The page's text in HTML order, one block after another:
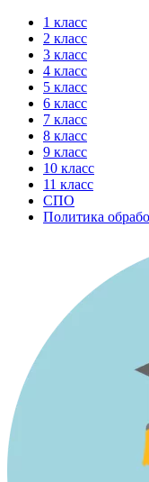
Перейти
содержимому
1 класс
2 класс
3 класс
4 класс
5 класс
6 класс
7 класс
8 класс
9 класс
10 класс
11 класс
СПО
Политика